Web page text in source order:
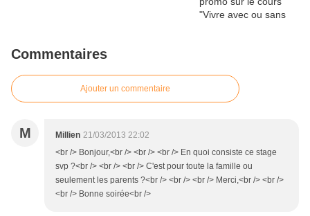
Commentaires
Ajouter un commentaire
M Millien 21/03/2013 22:02
<br /> Bonjour,<br /> <br /> <br /> En quoi consiste ce stage
svp ?<br /> <br /> <br /> C'est pour toute la famille ou
seulement les parents ?<br /> <br /> <br /> Merci,<br /> <br />
<br /> Bonne soirée<br />